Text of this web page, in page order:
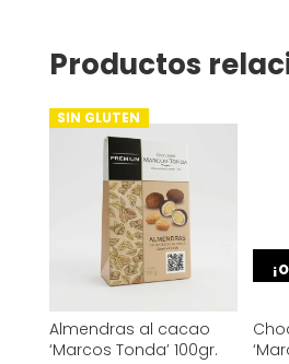
Productos
SIN GLUTEN
Almendras al cacao
‘Marcos Tonda’ 100gr.